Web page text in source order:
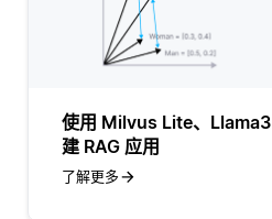
使用 Milvus Lite、
建 RAG 应用
了解更多